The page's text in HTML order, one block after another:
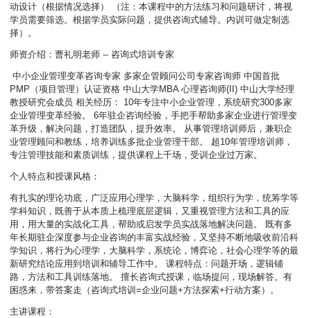
动设计（根据情况选择） （注：本课程中的方法练习和问题研讨，将视
学员需要筛选。根据学员实际问题，提供咨询式辅导。内训可做定制选
择）。
师资介绍：曹礼明老师 -- 咨询式培训专家
中小企业管理变革咨询专家 多家企管顾问公司专家咨询师 中国首批
PMP（项目管理）认证资格 中山大学MBA 心理咨询师(II) 中山大学经理
教授研究会成员 相关经历： 10年专注中小企业管理，系统研究300多家
企业管理变革经验。 6年驻企咨询经验，手把手帮助多家企业进行管理变
革升级，解决问题，打造团队，提升效率。 从事管理培训师后，兼职企
业管理顾问和教练，培养训练多批企业管理干部。 超10年管理培训师，
专注管理技能和素质训练，提供课程上千场，受训企业过万家。
个人特点和授课风格：
有扎实的理论功底，广泛应用心理学，大脑科学，组织行为学，统筹学等
学科知识，既善于从本质上梳理底层逻辑，又重视管理方法和工具的应
用，用大量的实战化工具，帮助或启发学员实战落地解决问题。 既有多
年长期驻企深度参与企业咨询的丰富实战经验，又坚持不断地吸收前沿科
学知识，将行为心理学，大脑科学，系统论，博弈论，社会心理学等的最
新研究结论应用到培训和辅导工作中。 课程特点：问题开场，逻辑铺
路，方法和工具训练落地。 擅长咨询式授课，临场提问，现场解答。有
困惑来，带答案走（咨询式培训=企业问题+方法探索+行动方案）。
主讲课程：